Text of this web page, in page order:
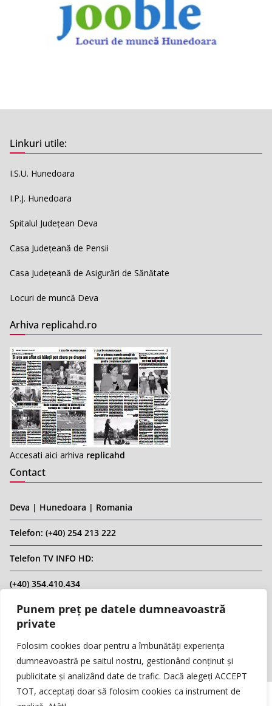
Punem preț pe datele dumneavoastră
private
Folosim cookies doar pentru a îmbunătăți experiența
dumneavoastră pe saitul nostru, gestionând conținut și
publicitate și analizând date de trafic. Dacă alegeți ACCEPT
TOT, acceptați doar să folosim cookies ca instrument de
Linkuri utile:
I.S.U. Hunedoara
I.P.J. Hunedoara
Spitalul Județean Deva
Casa Județeană de Pensii
Casa Județeană de Asigurări de Sănătate
Locuri de muncă Deva
Arhiva replicahd.ro
Accesati aici arhiva replicahd
Contact
Deva | Hunedoara | Romania
Telefon: (+40) 254 213 222
Telefon TV INFO HD:
(+40) 354.410.434
Email: infohd20@gmail.com
Website: www.replicahd.ro